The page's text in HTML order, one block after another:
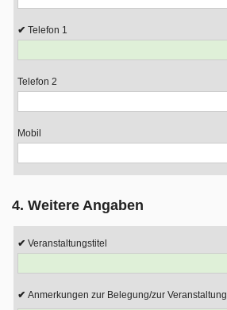
Telefon 1
Telefon 2
Mobil
4. Weitere Angaben
Veranstaltungstitel
Anmerkungen zur Belegung/zur Veranstaltung